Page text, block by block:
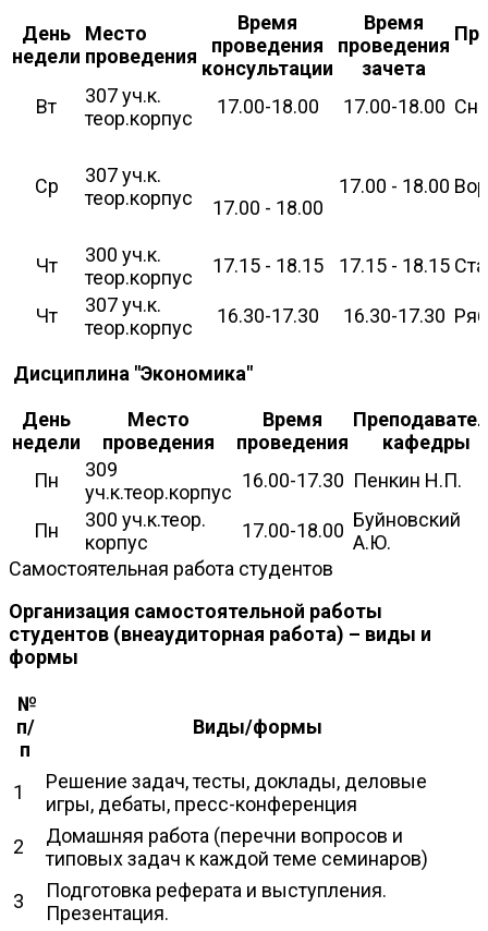
День
недели
Место
проведения
Время
проведения
консультации
Время
проведения
зачета
Вт
307 уч.к.
теор.корпус
17.00-18.00 17.00-18.00
Ср
307 уч.к.
теор.корпус
17.00 - 18.00
17.00 - 18.00
Чт
300 уч.к.
теор.корпус
17.15 - 18.15 17.15 - 18.15
Чт
307 уч.к.
теор.корпус
16.30-17.30 16.30-17.30
Дисциплина "Экономика"
День
недели
Место
проведения
Время
проведения
кафедры
Пн
309
уч.к.теор.корпус
16.00-17.30 Пенкин Н.П.
Пн
300 уч.к.теор.
корпус
17.00-18.00 Буйновский
А.Ю.
Самостоятельная работа студентов
Организация самостоятельной работы
студентов (внеаудиторная работа) – виды и
формы
№
п/
п
Виды/формы
1
Решение задач, тесты, доклады, деловые
игры, дебаты, пресс-конференция
2
Домашняя работа (перечни вопросов и
типовых задач к каждой теме семинаров)
3
Подготовка реферата и выступления.
Презентация.